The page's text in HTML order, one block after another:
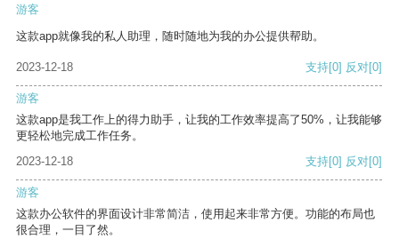
游客
这款app就像我的私人助理，随时随地为我的办公提供帮助。
2023-12-18 支持[0] 反对[0]
游客
这款app是我工作上的得力助手，让我的工作效率提高了50%，让我能够
更轻松地完成工作任务。
2023-12-18
支持[0] 反对[0]
游客
这款办公软件的界面设计非常简洁，使用起来非常方便。功能的布局也
很合理，一目了然。